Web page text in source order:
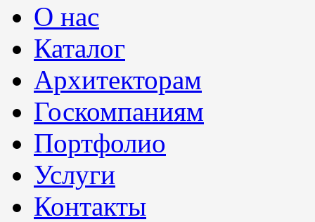
О нас
Каталог
Архитекторам
Госкомпаниям
Портфолио
Услуги
Контакты